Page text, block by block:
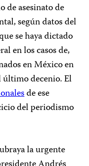
de asesinato de
según datos del
se haya dictado
en los casos de,
en México en
decenio. El
de ese
del periodismo
la urgente